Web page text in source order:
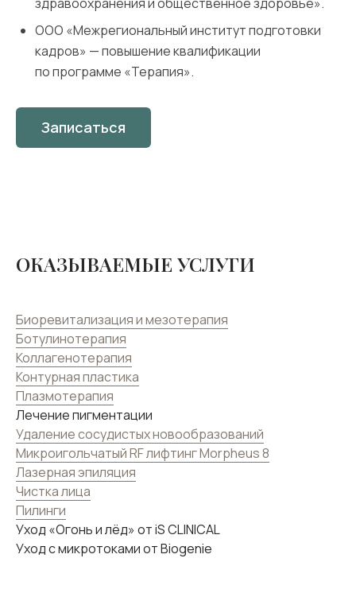
ООО «Межрегиональный институт подготовки
кадров» — повышение квалификации
по программе «Терапия».
Записаться
ОКАЗЫВАЕМЫЕ УСЛУГИ
Биоревитализация и мезотерапия
Ботулинотерапия
Коллагенотерапия
Контурная пластика
Плазмотерапия
Лечение пигментации
Удаление сосудистых новообразований
Микроигольчатый RF лифтинг Morpheus 8
Лазерная эпиляция
Чистка лица
Пилинги
Уход «Огонь и лёд» от iS CLINICAL
Уход с микротоками от Biogenie